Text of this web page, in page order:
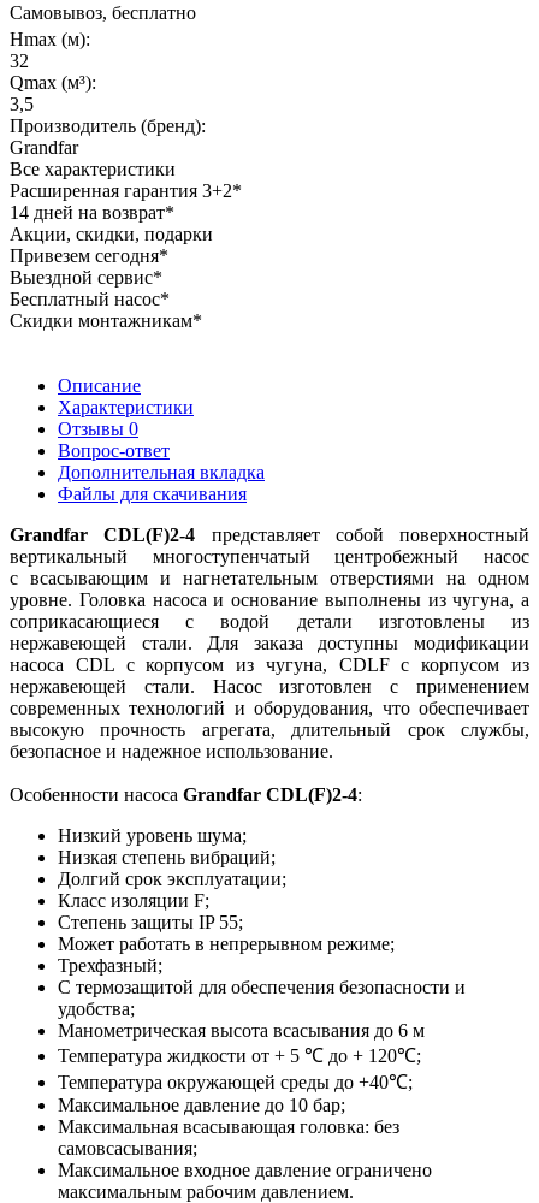
Самовывоз, бесплатно
Hmax (м):
32
Qmax (м³):
3,5
Производитель (бренд):
Grandfar
Все характеристики
Расширенная гарантия 3+2*
14 дней на возврат*
Акции, скидки, подарки
Привезем сегодня*
Выездной сервис*
Бесплатный насос*
Скидки монтажникам*
Описание
Характеристики
Отзывы 0
Вопрос-ответ
Дополнительная вкладка
Файлы для скачивания
Grandfar CDL(F)2-4 представляет собой поверхностный
вертикальный многоступенчатый центробежный насос
с всасывающим и нагнетательным отверстиями на одном
уровне. Головка насоса и основание выполнены из чугуна, а
соприкасающиеся с водой детали изготовлены из
нержавеющей стали. Для заказа доступны модификации
насоса CDL с корпусом из чугуна, CDLF с корпусом из
нержавеющей стали. Насос изготовлен с применением
современных технологий и оборудования, что обеспечивает
высокую прочность агрегата, длительный срок службы,
безопасное и надежное использование.
Особенности насоса Grandfar CDL(F)2-4:
Низкий уровень шума;
Низкая степень вибраций;
Долгий срок эксплуатации;
Класс изоляции F;
Степень защиты IP 55;
Может работать в непрерывном режиме;
Трехфазный;
С термозащитой для обеспечения безопасности и
удобства;
Манометрическая высота всасывания до 6 м
Температура жидкости от + 5 ℃ до + 120℃;
Температура окружающей среды до +40℃;
Максимальное давление до 10 бар;
Максимальная всасывающая головка: без
самовсасывания;
Максимальное входное давление ограничено
максимальным рабочим давлением.